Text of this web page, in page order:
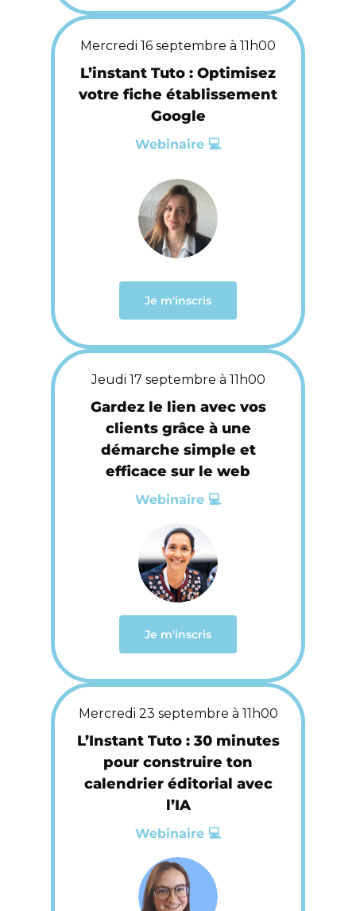
Mercredi 16 septembre à 11h00
L’instant Tuto : Optimisez
votre fiche établissement
Google
Webinaire 💻
Je m'inscris
Jeudi 17 septembre à 11h00
Gardez le lien avec vos
clients grâce à une
démarche simple et
efficace sur le web
Webinaire 💻
Je m'inscris
Mercredi 23 septembre à 11h00
L’Instant Tuto : 30 minutes
pour construire ton
calendrier éditorial avec
l’IA
Webinaire 💻